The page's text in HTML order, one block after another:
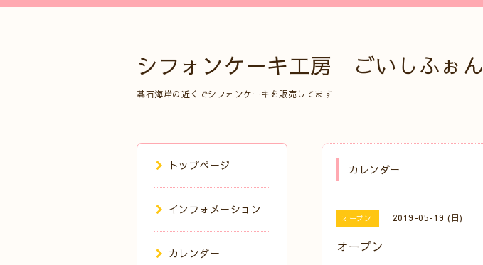
シフォンケーキ工房 ごいしふぉん
碁石海岸の近くでシフォンケーキを販売してます
カレンダー
オープン 2019-05-19 (日)
オープン
トップページ
インフォメーション
カレンダー